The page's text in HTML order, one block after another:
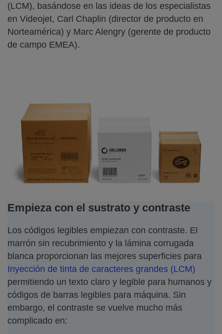
(LCM), basándose en las ideas de los especialistas
en Videojet, Carl Chaplin (director de producto en
Norteamérica) y Marc Alengry (gerente de producto
de campo EMEA).
Empieza con el sustrato y contraste
Los códigos legibles empiezan con contraste. El
marrón sin recubrimiento y la lámina corrugada
blanca proporcionan las mejores superficies para
Inyección de tinta de caracteres grandes (LCM)
permitiendo un texto claro y legible para humanos y
códigos de barras legibles para máquina. Sin
embargo, el contraste se vuelve mucho más
complicado en: